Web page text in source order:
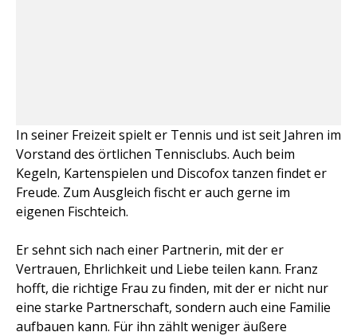
In seiner Freizeit spielt er Tennis und ist seit Jahren im
Vorstand des örtlichen Tennisclubs. Auch beim
Kegeln, Kartenspielen und Discofox tanzen findet er
Freude. Zum Ausgleich fischt er auch gerne im
eigenen Fischteich.
Er sehnt sich nach einer Partnerin, mit der er
Vertrauen, Ehrlichkeit und Liebe teilen kann. Franz
hofft, die richtige Frau zu finden, mit der er nicht nur
eine starke Partnerschaft, sondern auch eine Familie
aufbauen kann. Für ihn zählt weniger äußere